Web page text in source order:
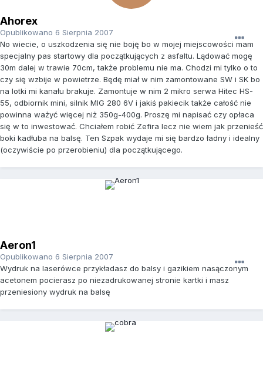
Ahorex
Opublikowano 6 Sierpnia 2007
No wiecie, o uszkodzenia się nie boję bo w mojej miejscowości mam
specjalny pas startowy dla początkujących z asfaltu. Lądować mogę
30m dalej w trawie 70cm, także problemu nie ma. Chodzi mi tylko o to
czy się wzbije w powietrze. Będę miał w nim zamontowane SW i SK bo
na lotki mi kanału brakuje. Zamontuje w nim 2 mikro serwa Hitec HS-
55, odbiornik mini, silnik MIG 280 6V i jakiś pakiecik także całość nie
powinna ważyć więcej niż 350g-400g. Proszę mi napisać czy opłaca
się w to inwestować. Chciałem robić Zefira lecz nie wiem jak przenieść
boki kadłuba na balsę. Ten Szpak wydaje mi się bardzo ładny i idealny
(oczywiście po przerobieniu) dla początkującego.
Aeron1
Opublikowano 6 Sierpnia 2007
Wydruk na laserówce przykładasz do balsy i gazikiem nasączonym
acetonem pocierasz po niezadrukowanej stronie kartki i masz
przeniesiony wydruk na balsę